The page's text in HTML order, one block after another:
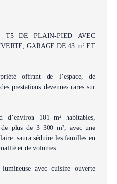
T5 DE PLAIN-PIED AVEC
GARAGE DE 43 m² ET
offrant de l’espace, de
prestations devenues rares sur
d’environ 101 m² habitables,
plus de 3 300 m², avec une
saura séduire les familles en
et de volumes.
avec cuisine ouverte